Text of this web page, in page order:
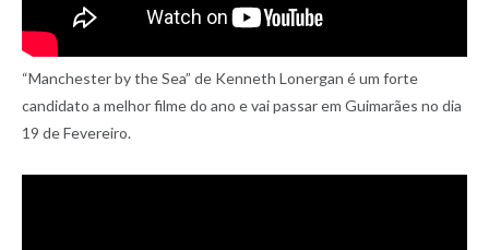
“Manchester by the Sea” de Kenneth Lonergan é um forte
candidato a melhor filme do ano e vai passar em Guimarães no dia
19 de Fevereiro.